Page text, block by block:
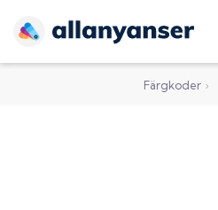
Färgkoder ›